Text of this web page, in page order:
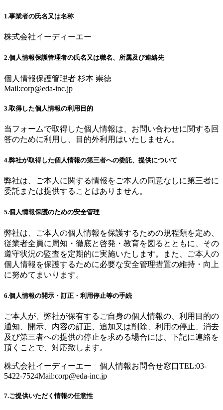
1.事業者の氏名又は名称
株式会社イーディーエー
2.個人情報保護管理者の氏名又は職名、所属及び連絡先
個人情報保護管理者 杉本 崇徳
Mail:corp@eda-inc.jp
3.取得した個人情報の利用目的
当フォームで取得した個人情報は、お問い合わせに関する回
答のために利用し、目的外利用はいたしません。
4.弊社が取得した個人情報の第三者への委託、提供について
弊社は、ご本人に関する情報をご本人の同意なしに第三者に
委託または提供することはありません。
5.個人情報保護のための安全管理
弊社は、ご本人の個人情報を保護するための規程類を定め、
従業者全員に周知・徹底と啓発・教育を図るとともに、その
遵守状況の監査を定期的に実施いたします。また、ご本人の
個人情報を保護するために必要な安全管理措置の維持・向上
に努めてまいります。
6.個人情報の開示・訂正・利用停止等の手続
ご本人が、弊社が保有するご自身の個人情報の、利用目的の
通知、開示、内容の訂正、追加又は削除、利用の停止、消去
及び第三者への提供の停止を求める場合には、下記に連絡を
頂くことで、対応致します。
株式会社イーディーエー 個人情報お問合せ窓口TEL:03-
5422-7524Mail:corp@eda-inc.jp
7.ご提供いただく情報の任意性